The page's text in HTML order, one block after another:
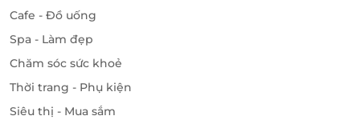
Cafe - Đồ uống
Spa - Làm đẹp
Chăm sóc sức khoẻ
Thời trang - Phụ kiện
Siêu thị - Mua sắm